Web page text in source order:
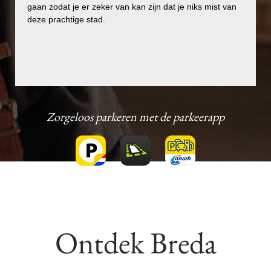
gaan zodat je er zeker van kan zijn dat je niks mist van
deze prachtige stad.
gaan zodat je er zeker van kan zijn dat je niks mist van
Zorgeloos parkeren met de parkeerapp
Ontdek Breda